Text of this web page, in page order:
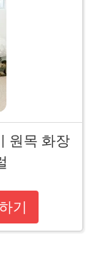
원목 화장
기